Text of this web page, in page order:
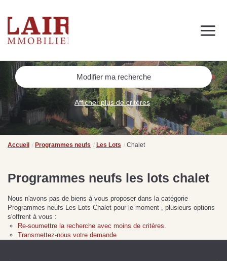
Immobilier
Nous découvrir
Nos services
Contact
Nos actualités
SUIVEZ-NOUS SUR LES RÉSEAUX SOCIAUX
NOS CONSEILS IMMO
pour vous accompagner dans vos projets
Procéder à des travaux
d’isolation à Fresnay-sur-
Sarthe pour booster sa
vente
Se passer d’une
Bagnoles-de-l’Orne :
conséquences ?
Modifier ma recherche
Afficher plus de critères
Accueil Programmes neufs Les Lots Chalet
Programmes neufs les lots chalet
Nous n'avons pas de biens à vous proposer dans la catégorie
Programmes neufs Les Lots Chalet pour le moment , plusieurs options
s'offrent à vous :
Re-soumettre la recherche avec moins de critères.
Transmettez-nous votre demande